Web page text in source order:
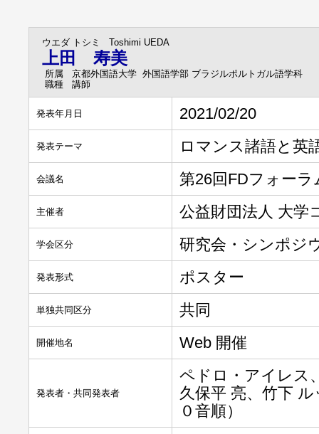
ウエダ トシミ Toshimi UEDA
上田 寿美
所属
京都外国語大学 外国語学部 ブラジルポルトガル語学科
職種
講師
発表年月日 2021/02/20
発表テーマ ロマンス諸語と英
会議名 第26回FDフォー
主催者 公益財団法人 大学
学会区分 研究会・シンポジ
発表形式 ポスター
単独共同区分 共同
開催地名 Web 開催
発表者・共同発表者
ペドロ・アイレス
久保平 亮、竹下
０音順）